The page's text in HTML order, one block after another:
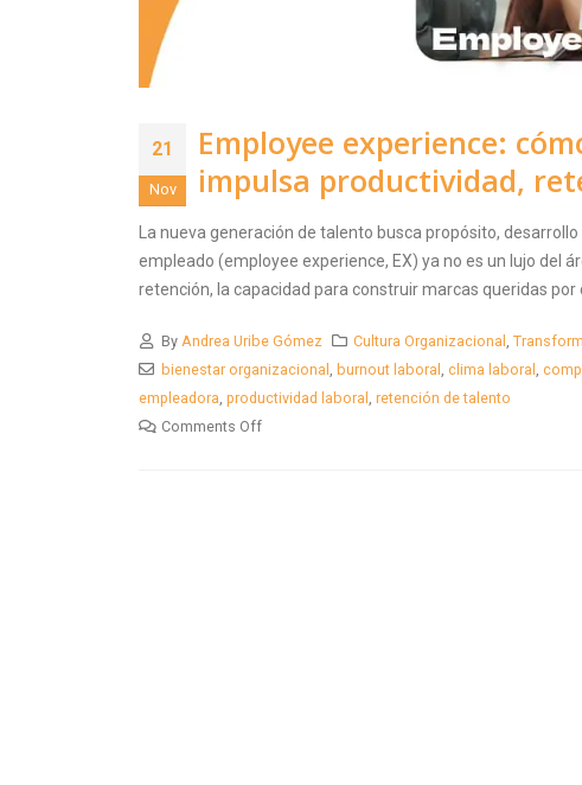
21
Nov
Employee experience:
impulsa productividad,
La nueva generación de talento busca propósito,
empleado (employee experience, EX) ya no es un lujo del
retención, la capacidad para construir marcas queridas por
By Andrea Uribe Gómez Cultura Organizacional ,
bienestar organizacional
burnout laboral clima laboral
empleadora productividad laboral
retención de talento
Comments Off